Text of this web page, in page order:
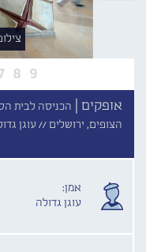
8 9
אופקים |
הכניסה לבית
הצופים, ירושלים //עוגן
אמן:
עוגן גדולה